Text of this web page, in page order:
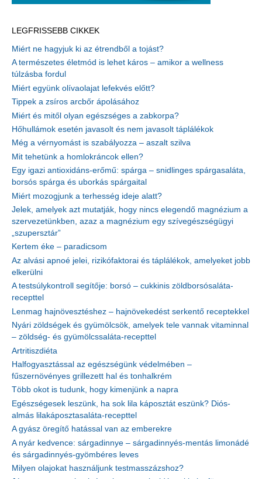
LEGFRISSEBB CIKKEK
Miért ne hagyjuk ki az étrendből a tojást?
A természetes életmód is lehet káros – amikor a wellness
túlzásba fordul
Miért együnk olívaolajat lefekvés előtt?
Tippek a zsíros arcbőr ápolásához
Miért és mitől olyan egészséges a zabkorpa?
Hőhullámok esetén javasolt és nem javasolt táplálékok
Még a vérnyomást is szabályozza – aszalt szilva
Mit tehetünk a homlokráncok ellen?
Egy igazi antioxidáns-erőmű: spárga – snidlinges spárgasaláta,
borsós spárga és uborkás spárgaital
Miért mozogjunk a terhesség ideje alatt?
Jelek, amelyek azt mutatják, hogy nincs elegendő magnézium a
szervezetünkben, azaz a magnézium egy szívegészségügyi
„szupersztár”
Kertem éke – paradicsom
Az alvási apnoé jelei, rizikófaktorai és táplálékok, amelyeket jobb
elkerülni
A testsúlykontroll segítője: borsó – cukkinis zöldborsósaláta-
recepttel
Lenmag hajnövesztéshez – hajnövekedést serkentő receptekkel
Nyári zöldségek és gyümölcsök, amelyek tele vannak vitaminnal
– zöldség- és gyümölcssaláta-recepttel
Artritiszdiéta
Halfogyasztással az egészségünk védelmében –
fűszernövényes grillezett hal és tonhalkrém
Több okot is tudunk, hogy kimenjünk a napra
Egészségesek leszünk, ha sok lila káposztát eszünk? Diós-
almás lilakáposztasaláta-recepttel
A gyász öregítő hatással van az emberekre
A nyár kedvence: sárgadinnye – sárgadinnyés-mentás limonádé
és sárgadinnyés-gyömbéres leves
Milyen olajokat használjunk testmasszázshoz?